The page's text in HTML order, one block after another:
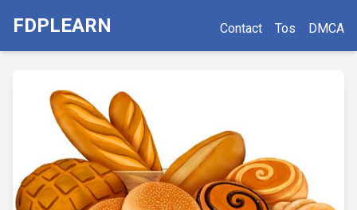
FDPLEARN Contact Tos DMCA